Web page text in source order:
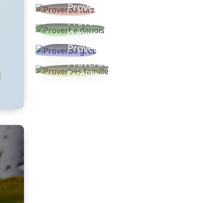
Proverbe turc
Proverbe
danois
Proverbe grec
Proverbes
famille